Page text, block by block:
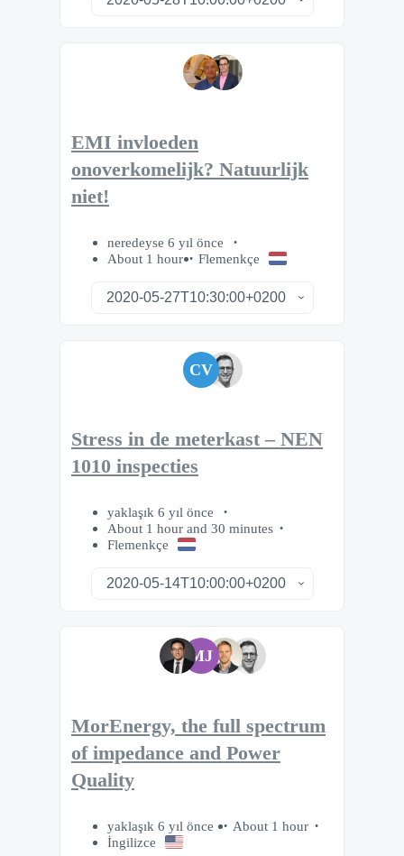
EMI invloeden
onoverkomelijk? Natuurlijk
niet!
neredeyse 6 yıl önce
About 1 hour
Flemenkçe
CV
Stress in de meterkast – NEN
1010 inspecties
yaklaşık 6 yıl önce
About 1 hour and 30 minutes
Flemenkçe
MJ
MorEnergy, the full spectrum
of impedance and Power
Quality
yaklaşık 6 yıl önce
About 1 hour
İngilizce